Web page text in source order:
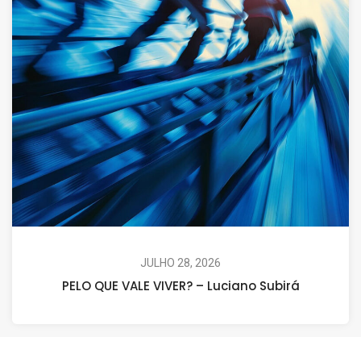
JULHO 28, 2026
PELO QUE VALE VIVER? – Luciano Subirá